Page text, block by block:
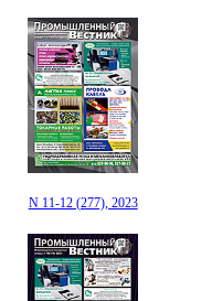
N 11-12 (277), 2023